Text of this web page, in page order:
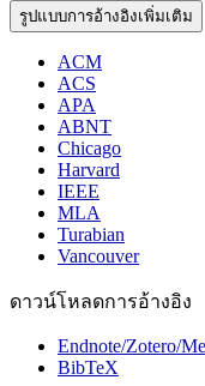
รูปแบบการอ้างอิงเพิ่มเติม
ACM
ACS
APA
ABNT
Chicago
Harvard
IEEE
MLA
Turabian
Vancouver
ดาวน์โหลดการอ้างอิง
Endnote/Zotero/
BibTeX